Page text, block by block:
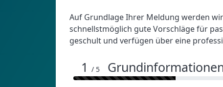
Auf Grundlage Ihrer Meldung werden
schnellstmöglich gute Vorschläge für
geschult und verfügen über eine
1 / 5